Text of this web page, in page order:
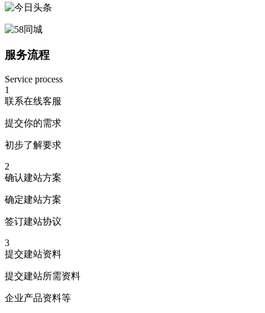
服务流程
Service process
1
联系在线客服
提交你的需求
初步了解要求
2
确认建站方案
确定建站方案
签订建站协议
3
提交建站资料
提交建站所需资料
企业产品资料等